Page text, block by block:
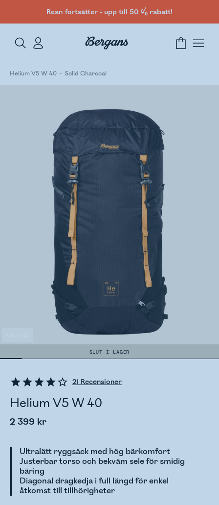
Rean fortsätter - upp till 50 % rabatt!
Helium V5 W 40 Solid Charcoal
SLUT I LAGER
21 Recensioner
Helium V5 W 40
2 399 kr
Ultralätt ryggsäck med hög bärkomfort
Justerbar torso och bekväm sele för smidig
bäring
Diagonal dragkedja i full längd för enkel
åtkomst till tillhörigheter